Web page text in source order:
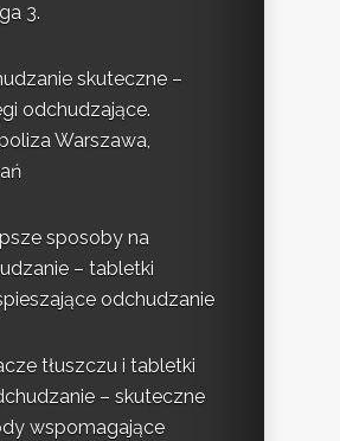
3.
skuteczne –
odchudzające.
Warszawa,
sposoby na
– tabletki
odchudzanie
tłuszczu i tabletki
– skuteczne
wspomagające